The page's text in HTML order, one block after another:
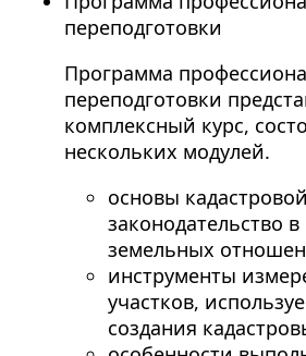
переподготовки
Программа
переподготовки
комплексный курс,
нескольких модулей.
основы
законодательство в
земельных
инструменты
участков,
создания